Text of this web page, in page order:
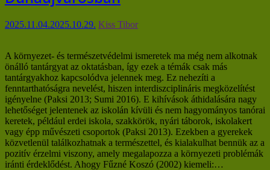
2025.11.04.2025.10.29. Kiss Tibor
A környezet- és természetvédelmi ismeretek ma még nem alkotnak
önálló tantárgyat az oktatásban, így ezek a témák csak más
tantárgyakhoz kapcsolódva jelennek meg. Ez nehezíti a
fenntarthatóságra nevelést, hiszen interdiszciplináris megközelítést
igényelne (Paksi 2013; Sumi 2016). E kihívások áthidalására nagy
lehetőséget jelentenek az iskolán kívüli és nem hagyományos tanórai
keretek, például erdei iskola, szakkörök, nyári táborok, iskolakert
vagy épp művészeti csoportok (Paksi 2013). Ezekben a gyerekek
közvetlenül találkozhatnak a természettel, és kialakulhat bennük az a
pozitív érzelmi viszony, amely megalapozza a környezeti problémák
iránti érdeklődést. Ahogy Fűzné Koszó (2002) kiemeli:…